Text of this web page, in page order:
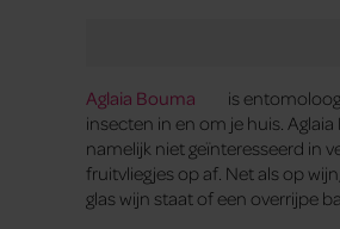
Aglaia Bouma is
insecten in en om je huis.
namelijk niet geïnteresseerd in
fruitvliegjes op af. Net als op
glas wijn staat of een overrijpe